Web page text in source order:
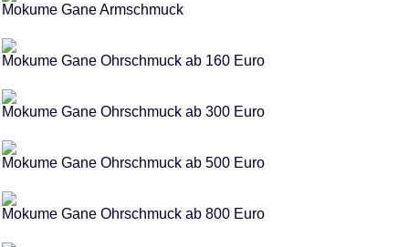
Mokume Gane Armschmuck
Mokume Gane Ohrschmuck ab 160 Euro
Mokume Gane Ohrschmuck ab 300 Euro
Mokume Gane Ohrschmuck ab 500 Euro
Mokume Gane Ohrschmuck ab 800 Euro